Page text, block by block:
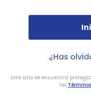
¿Has
Este sitio se encuentra
los